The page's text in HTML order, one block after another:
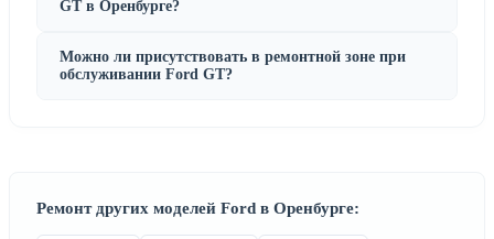
GT в Оренбурге?
Можно ли присутствовать в ремонтной зоне при
обслуживании Ford GT?
Ремонт других моделей Ford в Оренбурге: